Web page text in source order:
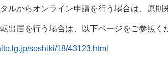
ルからオンライン申請を行う場合は、原則
出届を行う場合は、以下ページをご参照く
soshiki/18/43123.html